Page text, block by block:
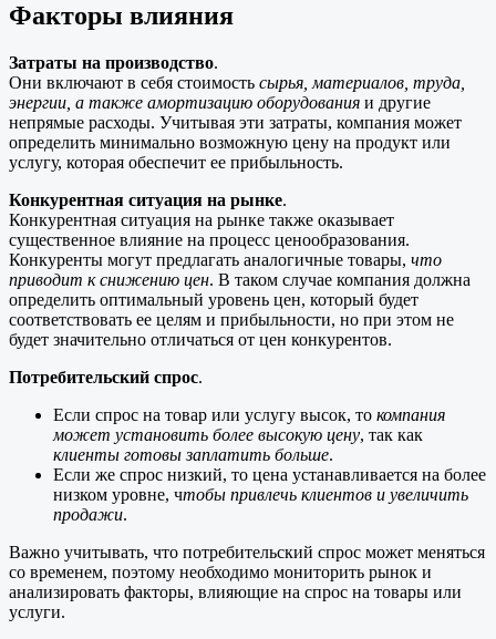
Факторы влияния
Затраты на производство.
Они включают в себя стоимость сырья, материалов, труда,
энергии, а также амортизацию оборудования и другие
непрямые расходы. Учитывая эти затраты, компания может
определить минимально возможную цену на продукт или
услугу, которая обеспечит ее прибыльность.
Конкурентная ситуация на рынке.
Конкурентная ситуация на рынке также оказывает
существенное влияние на процесс ценообразования.
Конкуренты могут предлагать аналогичные товары, что
приводит к снижению цен. В таком случае компания должна
определить оптимальный уровень цен, который будет
соответствовать ее целям и прибыльности, но при этом не
будет значительно отличаться от цен конкурентов.
Потребительский спрос.
Если спрос на товар или услугу высок, то компания
может установить более высокую цену, так как
клиенты готовы заплатить больше.
Если же спрос низкий, то цена устанавливается на более
низком уровне, чтобы привлечь клиентов и увеличить
продажи.
Важно учитывать, что потребительский спрос может меняться
со временем, поэтому необходимо мониторить рынок и
анализировать факторы, влияющие на спрос на товары или
услуги.